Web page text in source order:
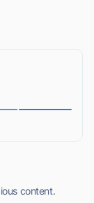
content.